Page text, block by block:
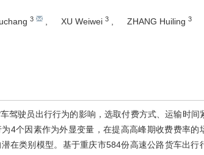
3 XU Weiwei 3 ZHANG Huiling 3
驾驶员出行行为的影响，选取付费方式、运输时间
4个因素作为外显变量，在提高高峰期收费费率的
在类别模型。基于重庆市584份高速公路货车出行